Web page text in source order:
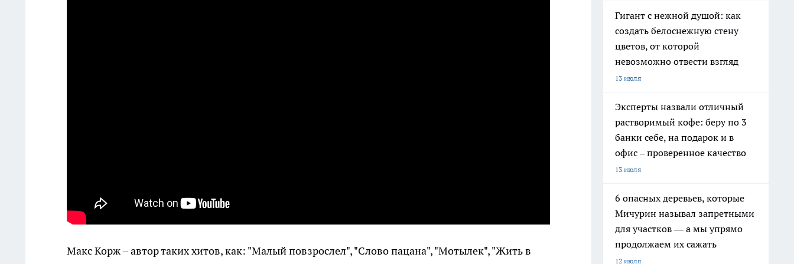
Макс Корж – автор таких хитов, как: "Малый повзрослел", "Слово пацана", "Мотылек", "Жить в
Гигант с нежной душой: как
создать белоснежную стену
цветов, от которой
невозможно отвести взгляд
13 июля
Эксперты назвали отличный
растворимый кофе: беру по 3
банки себе, на подарок и в
офис – проверенное качество
13 июля
6 опасных деревьев, которые
Мичурин называл запретными
для участков — а мы упрямо
продолжаем их сажать
12 июля